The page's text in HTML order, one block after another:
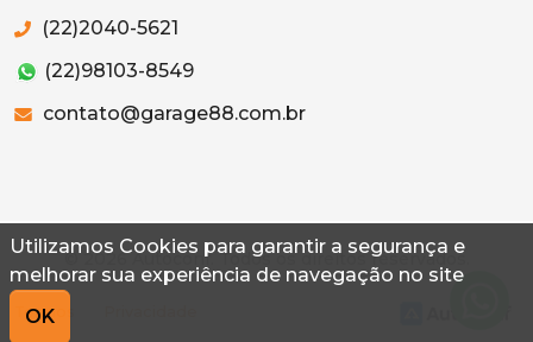
Utilizamos Cookies para garantir a segurança e
melhorar sua experiência de navegação no site
OK
(22)2040-5621
(22)98103-8549
contato@garage88.com.br
© 2026 Autoconf. Todos os direitos reservados.
Termos